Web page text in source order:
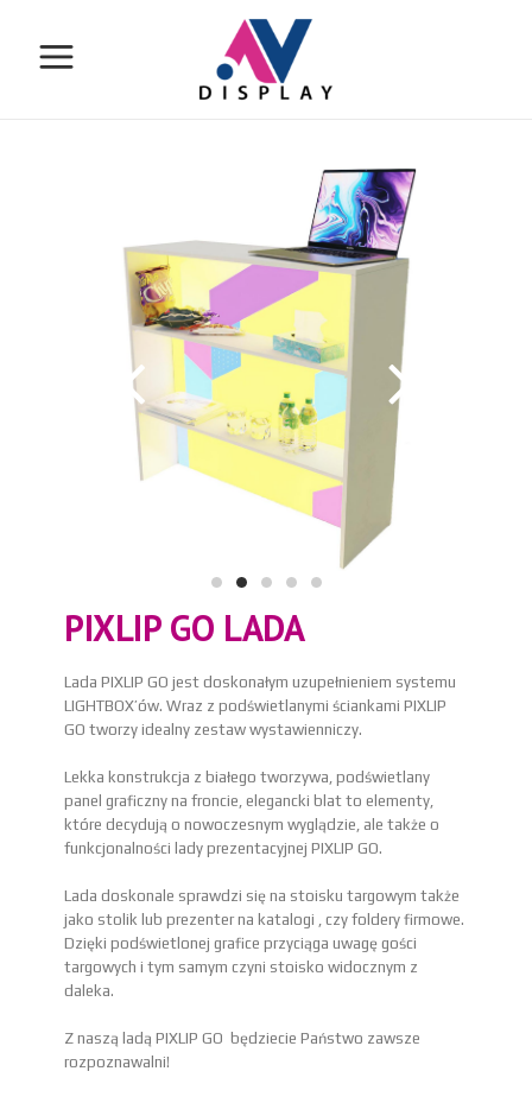
PIXLIP GO LADA
Lada PIXLIP GO jest doskonałym uzupełnieniem systemu
LIGHTBOX’ów. Wraz z podświetlanymi ściankami PIXLIP
GO tworzy idealny zestaw wystawienniczy.
Lekka konstrukcja z białego tworzywa, podświetlany
panel graficzny na froncie, elegancki blat to elementy,
które decydują o nowoczesnym wyglądzie, ale także o
funkcjonalności lady prezentacyjnej PIXLIP GO.
Lada doskonale sprawdzi się na stoisku targowym także
jako stolik lub prezenter na katalogi , czy foldery firmowe.
Dzięki podświetlonej grafice przyciąga uwagę gości
targowych i tym samym czyni stoisko widocznym z
daleka.
Z naszą ladą PIXLIP GO będziecie Państwo zawsze
rozpoznawalni!